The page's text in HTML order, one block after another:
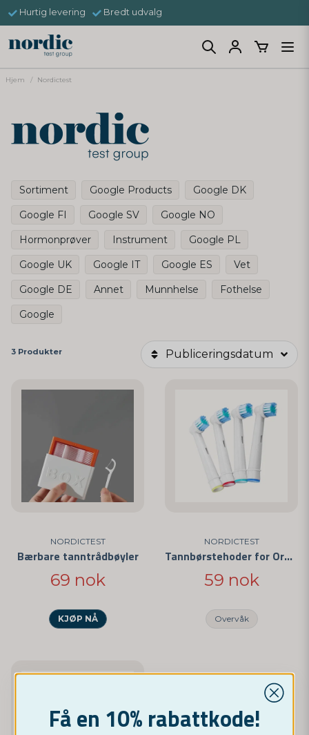
Hurtig levering Bredt udvalg
Hjem Nordictest
Sortiment Google Products
Google DK
Google FI
Google SV
Google NO
Hormonprøver
Instrument
Google PL
Google UK
Google IT Google ES
Vet
Google DE
Annet Munnhelse
Fothelse
Google
3 Produkter Publiceringsdatum
NORDICTEST
Bærbare tanntrådbøyler
69 nok
KJØP NÅ
NORDICTEST
Tannbørstehoder for Oral-B
59 nok
Overvåk
Få en 10% rabattkode!